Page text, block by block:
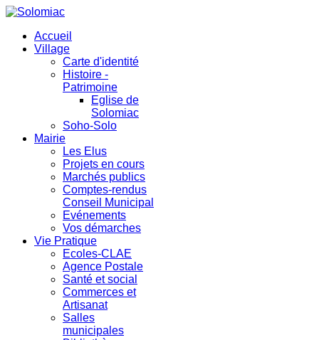
Accueil
Village
Carte d'identité
Histoire -
Patrimoine
Eglise de
Solomiac
Soho-Solo
Mairie
Les Elus
Projets en cours
Marchés publics
Comptes-rendus
Conseil Municipal
Evénements
Vos démarches
Vie Pratique
Ecoles-CLAE
Agence Postale
Santé et social
Commerces et
Artisanat
Salles
municipales